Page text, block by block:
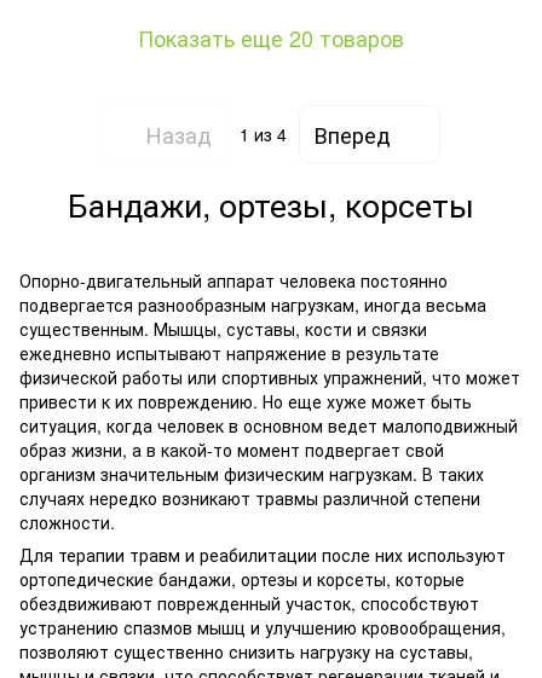
Показать еще 20 товаров
Назад 1 из 4 Вперед
Бандажи, ортезы, корсеты
Опорно-двигательный аппарат человека постоянно
подвергается разнообразным нагрузкам, иногда весьма
существенным. Мышцы, суставы, кости и связки
ежедневно испытывают напряжение в результате
физической работы или спортивных упражнений, что может
привести к их повреждению. Но еще хуже может быть
ситуация, когда человек в основном ведет малоподвижный
образ жизни, а в какой-то момент подвергает свой
организм значительным физическим нагрузкам. В таких
случаях нередко возникают травмы различной степени
сложности.
Для терапии травм и реабилитации после них используют
ортопедические бандажи, ортезы и корсеты, которые
обездвиживают поврежденный участок, способствуют
устранению спазмов мышц и улучшению кровообращения,
позволяют существенно снизить нагрузку на суставы,